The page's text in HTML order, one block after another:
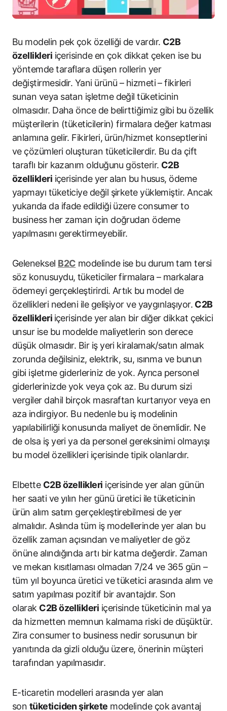
Bu modelin pek çok özelliği de vardır. C2B
özellikleri içerisinde en çok dikkat çeken ise bu
yöntemde taraflara düşen rollerin yer
değiştirmesidir. Yani ürünü – hizmeti – fikirleri
sunan veya satan işletme değil tüketicinin
olmasıdır. Daha önce de belirttiğimiz gibi bu özellik
müşterilerin (tüketicilerin) firmalara değer katması
anlamına gelir. Fikirleri, ürün/hizmet konseptlerini
ve çözümleri oluşturan tüketicilerdir. Bu da çift
taraflı bir kazanım olduğunu gösterir. C2B
özellikleri içerisinde yer alan bu husus, ödeme
yapmayı tüketiciye değil şirkete yüklemiştir. Ancak
yukarıda da ifade edildiği üzere consumer to
business her zaman için doğrudan ödeme
yapılmasını gerektirmeyebilir.
Geleneksel B2C modelinde ise bu durum tam tersi
söz konusuydu, tüketiciler firmalara – markalara
ödemeyi gerçekleştirirdi. Artık bu model de
özellikleri nedeni ile gelişiyor ve yaygınlaşıyor. C2B
özellikleri içerisinde yer alan bir diğer dikkat çekici
unsur ise bu modelde maliyetlerin son derece
düşük olmasıdır. Bir iş yeri kiralamak/satın almak
zorunda değilsiniz, elektrik, su, ısınma ve bunun
gibi işletme giderleriniz de yok. Ayrıca personel
giderlerinizde yok veya çok az. Bu durum sizi
vergiler dahil birçok masraftan kurtarıyor veya en
aza indirgiyor. Bu nedenle bu iş modelinin
yapılabilirliği konusunda maliyet de önemlidir. Ne
de olsa iş yeri ya da personel gereksinimi olmayışı
bu model özellikleri içerisinde tipik olanlardır.
Elbette C2B özellikleri içerisinde yer alan günün
her saati ve yılın her günü üretici ile tüketicinin
ürün alım satım gerçekleştirebilmesi de yer
almalıdır. Aslında tüm iş modellerinde yer alan bu
özellik zaman açısından ve maliyetler de göz
önüne alındığında artı bir katma değerdir. Zaman
ve mekan kısıtlaması olmadan 7/24 ve 365 gün –
tüm yıl boyunca üretici ve tüketici arasında alım ve
satım yapılması pozitif bir avantajdır. Son
olarak C2B özellikleri içerisinde tüketicinin mal ya
da hizmetten memnun kalmama riski de düşüktür.
Zira consumer to business nedir sorusunun bir
yanıtında da gizli olduğu üzere, önerinin müşteri
tarafından yapılmasıdır.
E-ticaretin modelleri arasında yer alan
son tüketiciden şirkete modelinde çok avantaj